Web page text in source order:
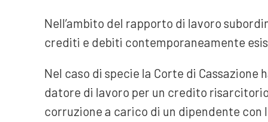
Nell’ambito del rapporto di lavoro
crediti e debiti contemporaneamente
Nel caso di specie la Corte di
datore di lavoro per un credito
corruzione a carico di un dipendente